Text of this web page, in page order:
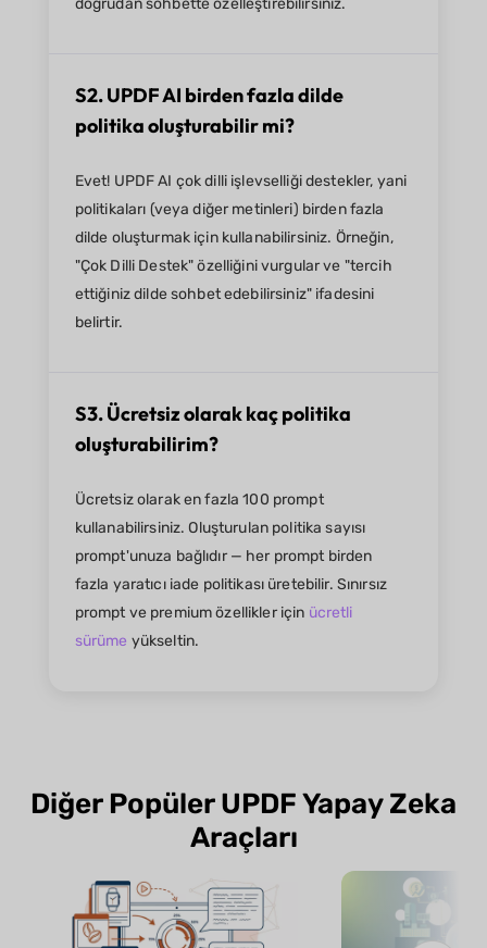
S2. UPDF AI birden fazla dilde
politika oluşturabilir mi?
Evet! UPDF AI çok dilli işlevselliği destekler, yani
politikaları (veya diğer metinleri) birden fazla
dilde oluşturmak için kullanabilirsiniz. Örneğin,
"Çok Dilli Destek" özelliğini vurgular ve "tercih
ettiğiniz dilde sohbet edebilirsiniz" ifadesini
belirtir.
S3. Ücretsiz olarak kaç politika
oluşturabilirim?
Ücretsiz olarak en fazla 100 prompt
kullanabilirsiniz. Oluşturulan politika sayısı
prompt'unuza bağlıdır — her prompt birden
fazla yaratıcı iade politikası üretebilir. Sınırsız
prompt ve premium özellikler için ücretli
sürüme yükseltin.
Diğer Popüler UPDF Yapay Zeka
Araçları